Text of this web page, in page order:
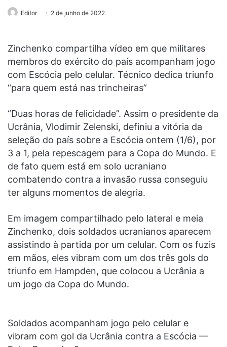
Editor 2 de junho de 2022
Zinchenko compartilha vídeo em que militares
membros do exército do país acompanham jogo
com Escócia pelo celular. Técnico dedica triunfo
“para quem está nas trincheiras”
“Duas horas de felicidade”. Assim o presidente da
Ucrânia, Vlodimir Zelenski, definiu a vitória da
seleção do país sobre a Escócia ontem (1/6), por
3 a 1, pela repescagem para a Copa do Mundo. E
de fato quem está em solo ucraniano
combatendo contra a invasão russa conseguiu
ter alguns momentos de alegria.
Em imagem compartilhado pelo lateral e meia
Zinchenko, dois soldados ucranianos aparecem
assistindo à partida por um celular. Com os fuzis
em mãos, eles vibram com um dos três gols do
triunfo em Hampden, que colocou a Ucrânia a
um jogo da Copa do Mundo.
Soldados acompanham jogo pelo celular e
vibram com gol da Ucrânia contra a Escócia —